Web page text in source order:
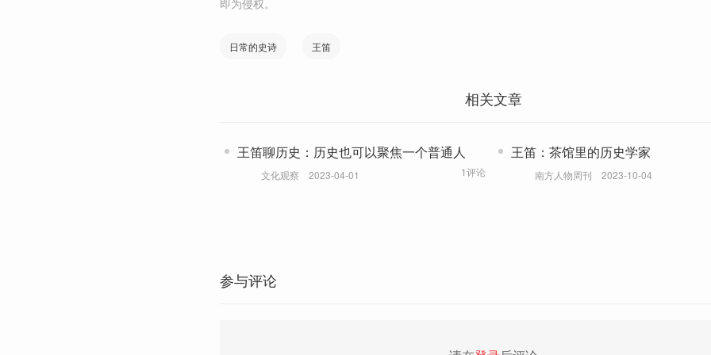
即为侵权。
日常的史诗 王笛
相关文章
王笛聊历史：历史也可以聚焦一个普通人
文化观察 2023-04-01 1评论
王笛：茶馆里的历史学家
南方人物周刊 2023-10-04
参与评论